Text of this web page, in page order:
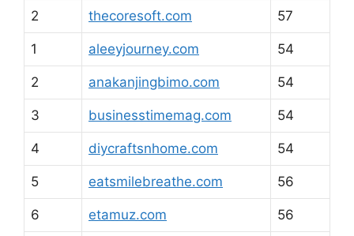
2 thecoresoft.com 57
1 aleeyjourney.com 54
2 anakanjingbimo.com 54
3 businesstimemag.com 54
4 diycraftsnhome.com 54
5 eatsmilebreathe.com 56
6 etamuz.com 56